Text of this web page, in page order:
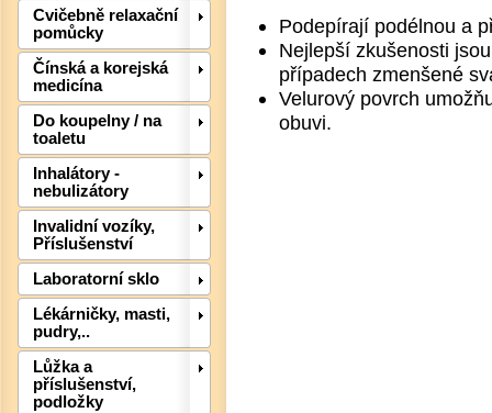
Cvičebně relaxační
pomůcky
Čínská a korejská
medicína
Do koupelny / na
toaletu
Inhalátory -
nebulizátory
Invalidní vozíky,
Příslušenství
Laboratorní sklo
Lékárničky, masti,
pudry,..
Lůžka a
příslušenství,
podložky
Podepírají podélnou a
Nejlepší zkušenosti
případech zmenšené
Velurový povrch
obuvi.